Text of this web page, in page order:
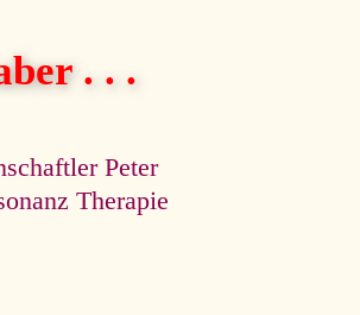
. . .
Peter
Therapie